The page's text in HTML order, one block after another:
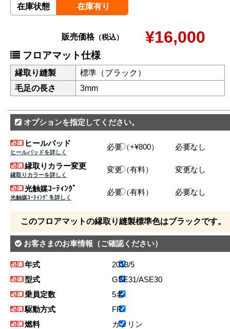
在庫状態 在庫有り
販売価格（税込） ¥16,000
フロアマット仕様
縁取り縫製
標準（ブラック）
毛足の長さ
3mm
オプションを指定してください。
ヒールパッド
ヒールパッドを詳しく
必要（+¥800） 必要なし
縁取りカラー変更
縁取りカラーを詳しく
変更（有料） 変更なし
光触媒ｺｰﾃｨﾝｸﾞ
光触媒ｺｰﾃｨﾝｸﾞを詳しく
必要（有料） 必要なし
このフロアマットの縁取り縫製標準色はブラックです。
お客さまのお車情報 （ご確認ください）
年式
2013/5
型式
GSE31/ASE30
乗員定数
5名
駆動方式
FR
燃料
ガソリン